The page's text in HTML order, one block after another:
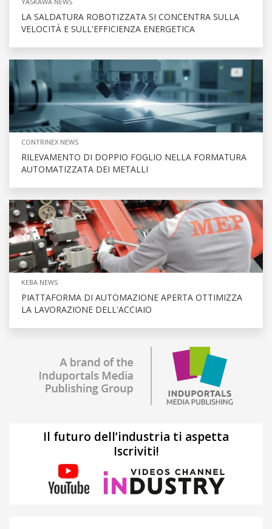
LA SALDATURA ROBOTIZZATA SI CONCENTRA SULLA
VELOCITÀ E SULL'EFFICIENZA ENERGETICA
CONTRINEX NEWS
RILEVAMENTO DI DOPPIO FOGLIO NELLA FORMATURA
AUTOMATIZZATA DEI METALLI
KEBA NEWS
PIATTAFORMA DI AUTOMAZIONE APERTA OTTIMIZZA
LA LAVORAZIONE DELL'ACCIAIO
Il futuro dell’industria ti aspetta
Iscriviti!